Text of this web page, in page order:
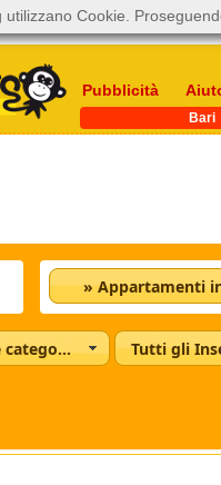
Pubblicità
Bari
Tutte le categorie Tutti gli
Cookie.